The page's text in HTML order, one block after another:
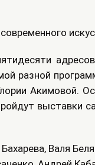
разной
Акимовой.
выставки
Валя